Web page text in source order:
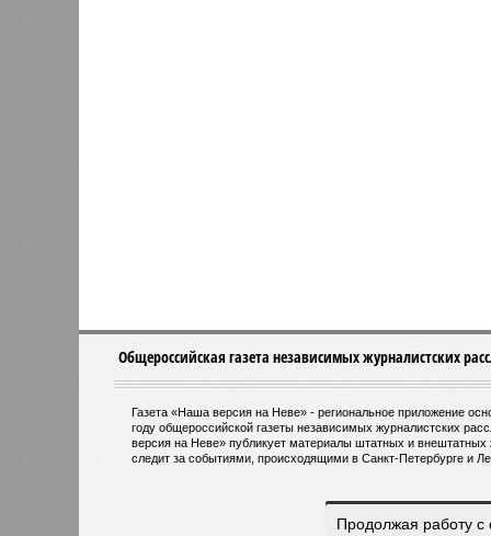
Власти не намерены возвращать
самокаты в центр Петербурга
Денис
для
тактового движения пригородных
Продолжая работу